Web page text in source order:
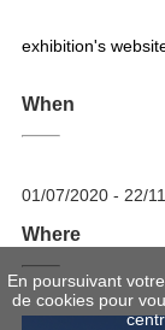
exhibition's
When
01/07/2020 - 22/
Where
En poursuivant
de cookies pour